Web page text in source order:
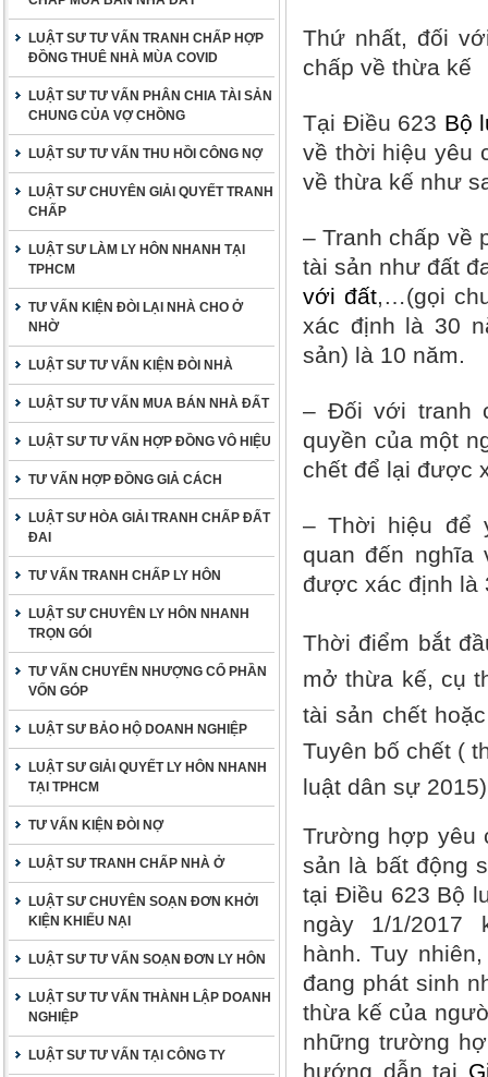
LUẬT SƯ TƯ VẤN TRANH CHẤP HỢP
ĐỒNG THUÊ NHÀ MÙA COVID
LUẬT SƯ TƯ VẤN PHÂN CHIA TÀI SẢN
CHUNG CỦA VỢ CHỒNG
LUẬT SƯ TƯ VẤN THU HỒI CÔNG NỢ
LUẬT SƯ CHUYÊN GIẢI QUYẾT TRANH
CHẤP
LUẬT SƯ LÀM LY HÔN NHANH TẠI
TPHCM
TƯ VẤN KIỆN ĐÒI LẠI NHÀ CHO Ở
NHỜ
LUẬT SƯ TƯ VẤN KIỆN ĐÒI NHÀ
LUẬT SƯ TƯ VẤN MUA BÁN NHÀ ĐẤT
LUẬT SƯ TƯ VẤN HỢP ĐỒNG VÔ HIỆU
TƯ VẤN HỢP ĐỒNG GIẢ CÁCH
LUẬT SƯ HÒA GIẢI TRANH CHẤP ĐẤT
ĐAI
TƯ VẤN TRANH CHẤP LY HÔN
LUẬT SƯ CHUYÊN LY HÔN NHANH
TRỌN GÓI
TƯ VẤN CHUYỂN NHƯỢNG CỔ PHẦN
VỐN GÓP
LUẬT SƯ BẢO HỘ DOANH NGHIỆP
LUẬT SƯ GIẢI QUYẾT LY HÔN NHANH
TẠI TPHCM
TƯ VẤN KIỆN ĐÒI NỢ
LUẬT SƯ TRANH CHẤP NHÀ Ở
LUẬT SƯ CHUYÊN SOẠN ĐƠN KHỞI
KIỆN KHIẾU NẠI
LUẬT SƯ TƯ VẤN SOẠN ĐƠN LY HÔN
LUẬT SƯ TƯ VẤN THÀNH LẬP DOANH
NGHIỆP
LUẬT SƯ TƯ VẤN TẠI CÔNG TY
Thứ nhất, đối
chấp về thừa kế
Tại Điều 623 Bộ
về thời hiệu yêu
về thừa kế như
– Tranh chấp về
tài sản như đất
với đất,…(gọi
xác định là 30
sản) là 10 năm.
– Đối với tranh
quyền của một
chết để lại được
– Thời hiệu để
quan đến
được xác định là
Thời điểm bắt
mở thừa kế, cụ
tài sản chết
Tuyên bố chết (
luật dân sự
Trường hợp yêu
sản là bất động
tại Điều 623 Bộ
ngày 1/1/
hành. Tuy
đang phát sinh
thừa kế của
những trường
hướng dẫn tại